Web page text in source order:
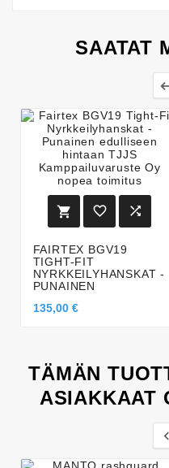
SAATAT
  
FAIRTEX BGV19
TIGHT-FIT
NYRKKEILYHANSKAT -
PUNAINEN
135,00 €
TÄMÄN
ASIAKKAAT
